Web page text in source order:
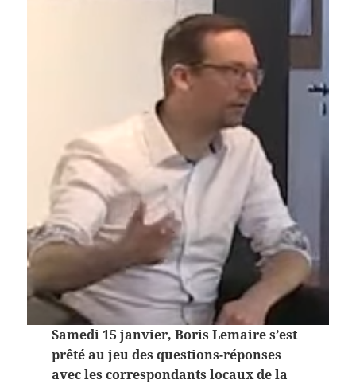
Samedi 15 janvier, Boris Lemaire s’est
prêté au jeu des questions-réponses
avec les correspondants locaux de la